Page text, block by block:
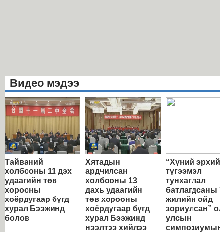
Видео мэдээ
Тайваний
холбооны 11 дэх
удаагийн төв
хорооны
хоёрдугаар бүгд
хурал Бээжинд
болов
Хятадын
ардчилсан
холбооны 13
дахь удаагийн
төв хорооны
хоёрдугаар бүгд
хурал Бээжинд
нээлтээ хийлээ
“Хүний
түгээмэл
тунхаглал
батлагдсаны
жилийн ойд
зориулсан”
улсын